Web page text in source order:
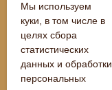
109 250
Мы используем
куки, в том числе в
целях сбора
статистических
данных и обработки
персональных